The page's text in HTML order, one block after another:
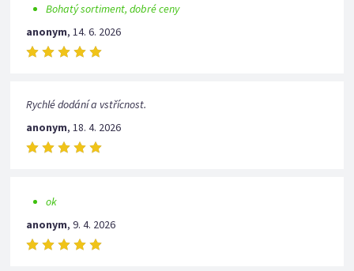
Bohatý sortiment, dobré ceny
anonym,14. 6. 2026
Rychlé dodání a vstřícnost.
anonym,18. 4. 2026
ok
anonym,9. 4. 2026